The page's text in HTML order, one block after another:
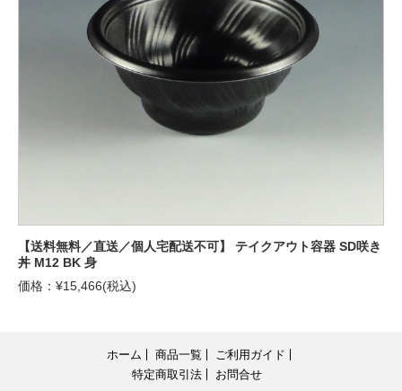
【送料無料／直送／個人宅配送不可】 テイクアウト容器 SD咲き
丼 M12 BK 身
価格：¥15,466(税込)
ホーム 商品一覧
ご利用ガイド
特定商取引法
お問合せ